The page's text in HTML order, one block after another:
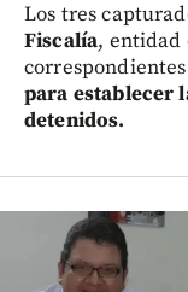
Los tres
Fiscalía, entidad
para establecer
detenidos.